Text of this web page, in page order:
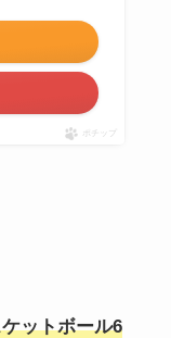
ポチップ
ットボール6